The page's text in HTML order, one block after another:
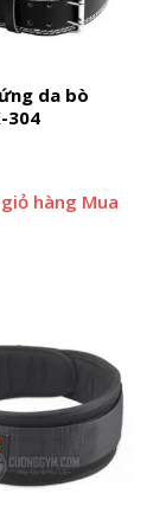
da bò
304
hàng Mua